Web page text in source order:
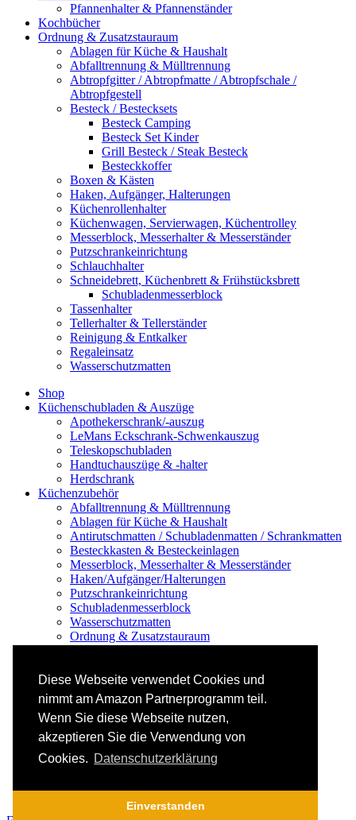
Diese Webseite verwendet Cookies und
nimmt am Amazon Partnerprogramm teil.
Wenn Sie diese Webseite nutzen,
akzeptieren Sie die Verwendung von
Cookies. Datenschutzerklärung
Einverstanden
Pfannenhalter & Pfannenständer
Kochbücher
Ordnung & Zusatzstauraum
Ablagen für Küche & Haushalt
Abfalltrennung & Mülltrennung
Abtropfgitter / Abtropfmatte / Abtropfschale /
Abtropfgestell
Besteck / Bestecksets
Besteck Camping
Besteck Set Kinder
Grill Besteck / Steak Besteck
Besteckkoffer
Boxen & Kästen
Haken, Aufgänger, Halterungen
Küchenrollenhalter
Küchenwagen, Servierwagen, Küchentrolley
Messerblock, Messerhalter & Messerständer
Putzschrankeinrichtung
Schlauchhalter
Schneidebrett, Küchenbrett & Frühstücksbrett
Schubladenmesserblock
Tassenhalter
Tellerhalter & Tellerständer
Reinigung & Entkalker
Regaleinsatz
Wasserschutzmatten
Shop
Küchenschubladen & Auszüge
Apothekerschrank/-auszug
LeMans Eckschrank-Schwenkauszug
Teleskopschubladen
Handtuchauszüge & -halter
Herdschrank
Küchenzubehör
Abfalltrennung & Mülltrennung
Ablagen für Küche & Haushalt
Antirutschmatten / Schubladenmatten / Schrankmatten
Besteckkasten & Besteckeinlagen
Messerblock, Messerhalter & Messerständer
Haken/Aufgänger/Halterungen
Putzschrankeinrichtung
Schubladenmesserblock
Wasserschutzmatten
Ordnung & Zusatzstauraum
Gewürzregal & Gewürzboard
Regaleinsatz
Scharniere & Dämpfer
Küchen-Elektrogeräte
Küchen-Mixer & -Rührer
Küchenwaage
Smoothie Maker
Toaster